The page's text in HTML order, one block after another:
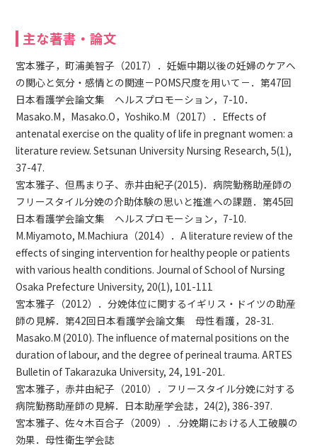
主な著書・論文
宮本雅子，町浦美智子（2017）．妊娠中期以後の妊婦のケアへ
の関心と気分・感情との関連－POMS尺度を用いて－．第47回
日本看護学会論文集 ヘルスプロモーション，7-10．
Masako.M，Masako.O，Yoshiko.M（2017）．Effects of
antenatal exercise on the quality of life in pregnant women: a
literature review. Setsunan University Nursing Research, 5(1),
37-47.
宮本雅子、但馬まり子、赤井由紀子(2015)．病院勤務助産師の
フリースタイル分娩の介助体験の思いと推進への課題．第45回
日本看護学会論文集 ヘルスプロモーション，7-10.
M.Miyamoto, M.Machiura（2014）．A literature review of the
effects of singing intervention for healthy people or patients
with various health conditions. Journal of School of Nursing
Osaka Prefecture University, 20(1), 101-111
宮本雅子（2012）．分娩体位に関するイギリス・ドイツの助産
師の見解．第42回日本看護学会論文集 母性看護，28-31.
Masako.M (2010). The influence of maternal positions on the
duration of labour, and the degree of perineal trauma. ARTES
Bulletin of Takarazuka University, 24, 191-201.
宮本雅子，赤井由紀子（2010）．フリースタイル分娩に対する
病院勤務助産師の見解．日本助産学会誌，24(2), 386-397.
宮本雅子、佐々木百合子（2009）．.分娩期における人工破膜の
効果．母性衛生学会誌